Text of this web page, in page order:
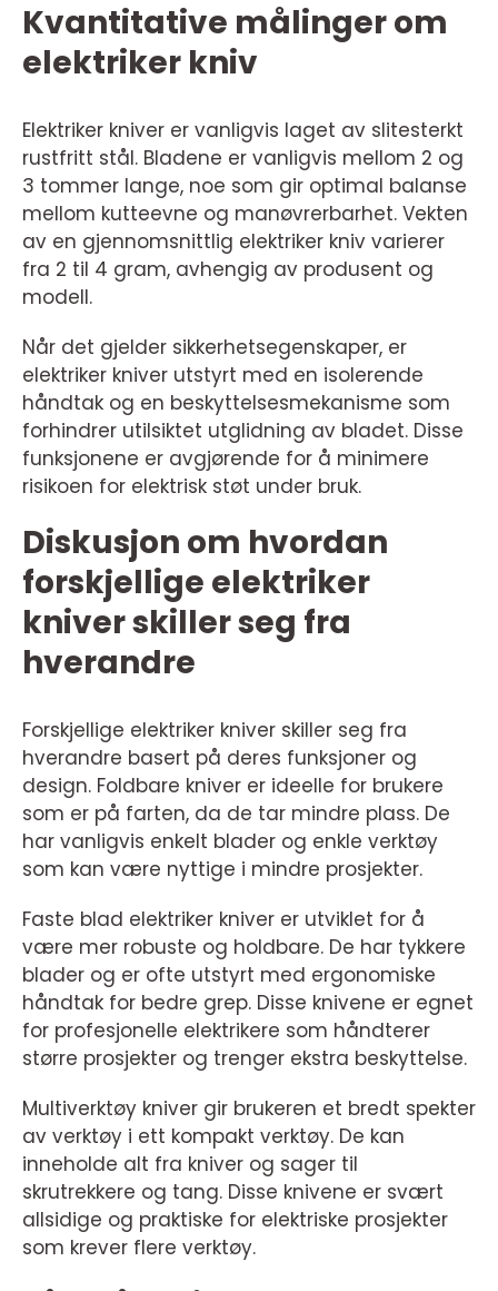
Kvantitative målinger om
elektriker kniv
Elektriker kniver er vanligvis laget av slitesterkt
rustfritt stål. Bladene er vanligvis mellom 2 og
3 tommer lange, noe som gir optimal balanse
mellom kutteevne og manøvrerbarhet. Vekten
av en gjennomsnittlig elektriker kniv varierer
fra 2 til 4 gram, avhengig av produsent og
modell.
Når det gjelder sikkerhetsegenskaper, er
elektriker kniver utstyrt med en isolerende
håndtak og en beskyttelsesmekanisme som
forhindrer utilsiktet utglidning av bladet. Disse
funksjonene er avgjørende for å minimere
risikoen for elektrisk støt under bruk.
Diskusjon om hvordan
forskjellige elektriker
kniver skiller seg fra
hverandre
Forskjellige elektriker kniver skiller seg fra
hverandre basert på deres funksjoner og
design. Foldbare kniver er ideelle for brukere
som er på farten, da de tar mindre plass. De
har vanligvis enkelt blader og enkle verktøy
som kan være nyttige i mindre prosjekter.
Faste blad elektriker kniver er utviklet for å
være mer robuste og holdbare. De har tykkere
blader og er ofte utstyrt med ergonomiske
håndtak for bedre grep. Disse knivene er egnet
for profesjonelle elektrikere som håndterer
større prosjekter og trenger ekstra beskyttelse.
Multiverktøy kniver gir brukeren et bredt spekter
av verktøy i ett kompakt verktøy. De kan
inneholde alt fra kniver og sager til
skrutrekkere og tang. Disse knivene er svært
allsidige og praktiske for elektriske prosjekter
som krever flere verktøy.